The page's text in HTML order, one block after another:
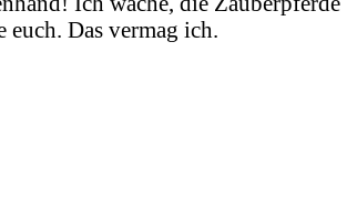
Das vermag ich.